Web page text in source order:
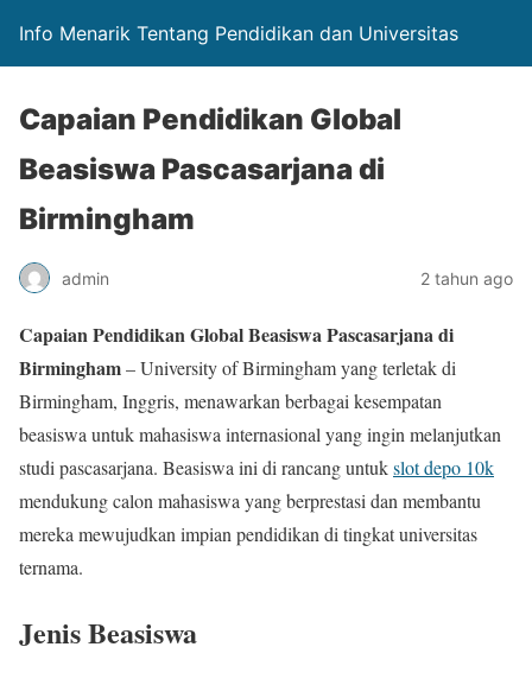
Info Menarik Tentang Pendidikan dan Universitas
Capaian Pendidikan Global
Beasiswa Pascasarjana di
Birmingham
admin 2 tahun ago
Capaian Pendidikan Global Beasiswa Pascasarjana di
Birmingham– University of Birmingham yang terletak di
Birmingham, Inggris, menawarkan berbagai kesempatan
beasiswa untuk mahasiswa internasional yang ingin melanjutkan
studi pascasarjana. Beasiswa ini di rancang untukslot depo 10k
mendukung calon mahasiswa yang berprestasi dan membantu
mereka mewujudkan impian pendidikan di tingkat universitas
ternama.
Jenis Beasiswa